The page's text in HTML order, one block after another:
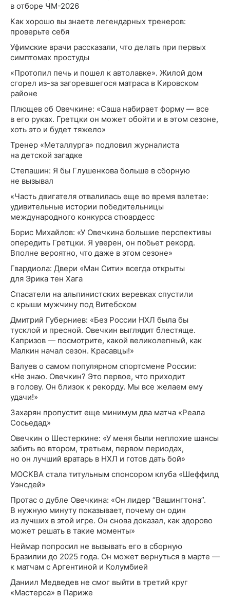
в отборе ЧМ-2026
Как хорошо вы знаете легендарных тренеров:
проверьте себя
Уфимские врачи рассказали, что делать при первых
симптомах простуды
«Протопил печь и пошел к автолавке». Жилой дом
сгорел из-за загоревшегося матраса в Кировском
районе
Плющев об Овечкине: «Саша набирает форму — все
в его руках. Гретцки он может обойти и в этом сезоне,
хоть это и будет тяжело»
Тренер «Металлурга» подловил журналиста
на детской загадке
Степашин: Я бы Глушенкова больше в сборную
не вызывал
«Часть двигателя отвалилась еще во время взлета»:
удивительные истории победительницы
международного конкурса стюардесс
Борис Михайлов: «У Овечкина большие перспективы
опередить Гретцки. Я уверен, он побьет рекорд.
Вполне вероятно, что даже в этом сезоне»
Гвардиола: Двери «Ман Сити» всегда открыты
для Эрика тен Хага
Спасатели на альпинистских веревках спустили
с крыши мужчину под Витебском
Дмитрий Губерниев: «Без России НХЛ была бы
тусклой и пресной. Овечкин выглядит блестяще.
Капризов — посмотрите, какой великолепный, как
Малкин начал сезон. Красавцы!»
Валуев о самом популярном спортсмене России:
«Не знаю. Овечкин? Это первое, что приходит
в голову. Он близок к рекорду. Мы все желаем ему
удачи!»
Захарян пропустит еще минимум два матча «Реала
Сосьедад»
Овечкин о Шестеркине: «У меня были неплохие шансы
забить во втором, третьем, первом периодах,
но он лучший вратарь в НХЛ и готов дать бой»
MOCKBA стала титульным спонсором клуба «Шеффилд
Уэнсдей»
Протас о дубле Овечкина: «Он лидер “Вашингтона”.
В нужную минуту показывает, почему он один
из лучших в этой игре. Он снова доказал, как здорово
может решать в такие моменты»
Неймар попросил не вызывать его в сборную
Бразилии до 2025 года. Он может вернуться в марте —
к матчам с Аргентиной и Колумбией
Даниил Медведев не смог выйти в третий круг
«Мастерса» в Париже